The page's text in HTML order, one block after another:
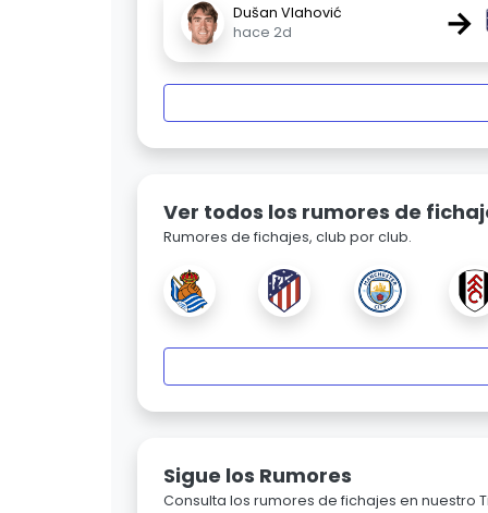
Dušan Vlahović
hace 2d
→
Ver todos los rumores de
Rumores de fichajes, club por club.
Sigue los Rumores
Consulta los rumores de fichajes en nuestro